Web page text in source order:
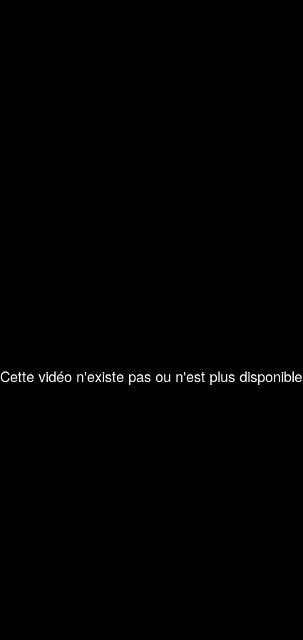
Cette vidéo n'existe pas ou n'est plus disponible